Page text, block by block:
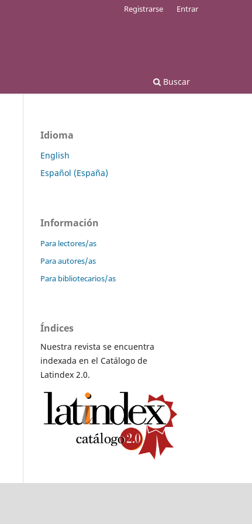
Buscar
Registrarse Entrar
Idioma
English
Español (España)
Información
Para lectores/as
Para autores/as
Para bibliotecarios/as
Índices
Nuestra revista se encuentra
indexada en el Catálogo de
Latindex 2.0.